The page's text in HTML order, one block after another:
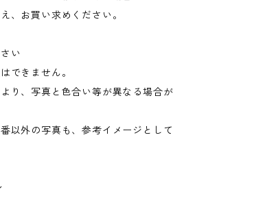
、お買い求めください。
い
できません。
り、写真と色合い等が異なる場合が
以外の写真も、参考イメージとして